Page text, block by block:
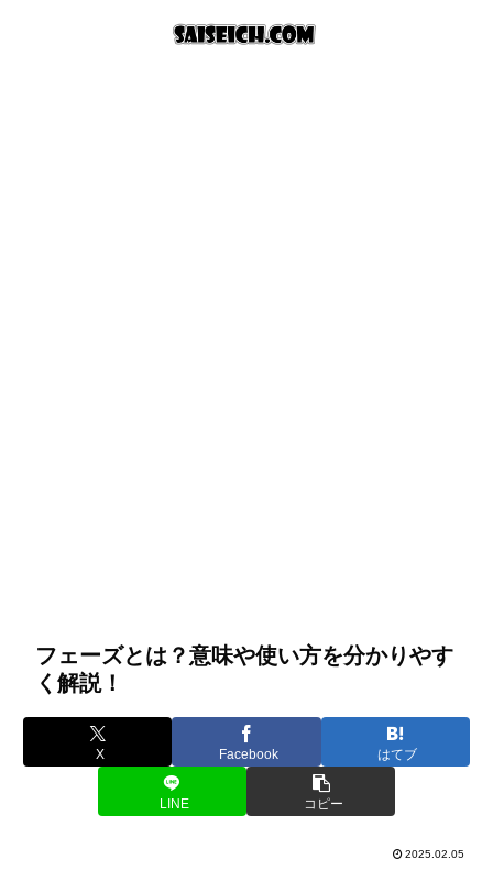
フェーズとは？意味や使い方を分かりやす
く解説！
X Facebook はてブ
LINE コピー
2025.02.05